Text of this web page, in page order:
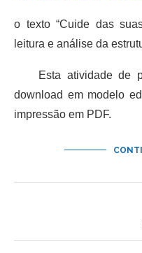
o texto “Cuide das
leitura e análise da
Esta atividade de
download em modelo
impressão em PDF.